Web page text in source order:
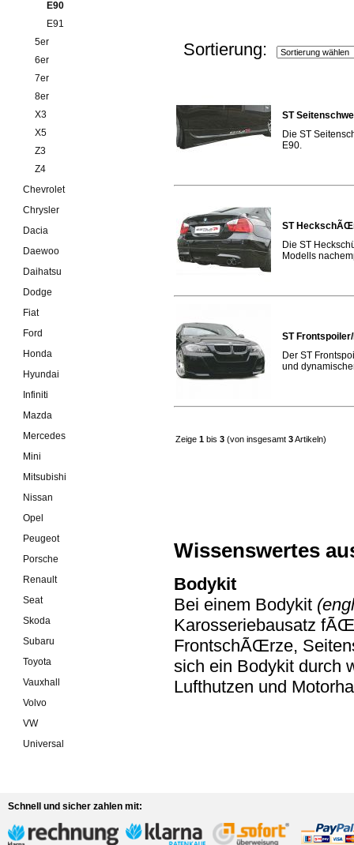
Sortierung:
ST
Die ST
E90.
ST
Die ST
Modells
ST
Der ST
und
Zeige 1 bis 3 (von insgesamt 3Artikeln)
Wissenswertes
Bodykit
Bei einem Bodykit
Karosseriebausatz
FrontschÃŒrze,
sich ein Bodykit durch
Lufthutzen und
E90
E91
5er
6er
7er
8er
X3
X5
Z3
Z4
Chevrolet
Chrysler
Dacia
Daewoo
Daihatsu
Dodge
Fiat
Ford
Honda
Hyundai
Infiniti
Mazda
Mercedes
Mini
Mitsubishi
Nissan
Opel
Peugeot
Porsche
Renault
Seat
Skoda
Subaru
Toyota
Vauxhall
Volvo
VW
Universal
Schnell und sicher zahlen mit: